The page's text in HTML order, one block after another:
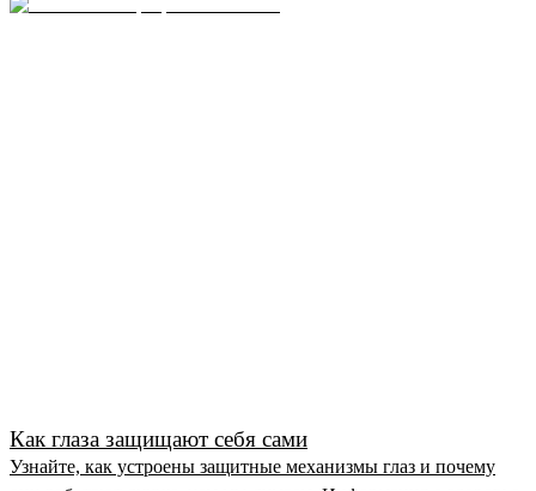
Как глаза защищают себя сами
Узнайте, как устроены защитные механизмы глаз и почему